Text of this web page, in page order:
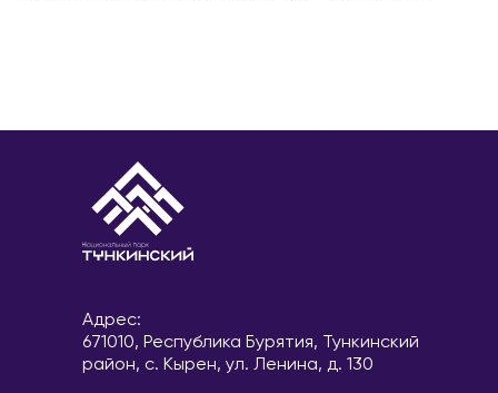
Адрес:
671010, Республика Бурятия, Тункинский
район, с. Кырен, ул. Ленина, д. 130